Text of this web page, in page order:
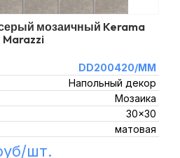
мозаичный Kerama
Marazzi
DD200420/MM
Напольный декор
Мозаика
30x30
матовая
шт.